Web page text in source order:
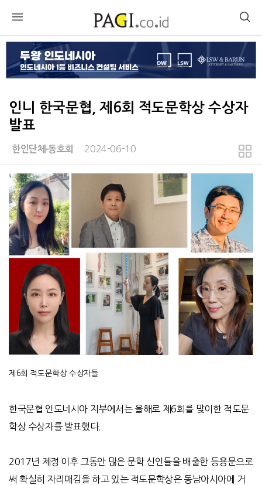
인니 한국문협, 제6회 적도문학상 수상자
발표
한인단체∙동호회 2024-06-10
본문
제6회 적도문학상 수상자들
한국문협 인도네시아 지부에서는 올해로 제6회를 맞이한 적도문
학상 수상자를 발표했다.
2017년 제정 이 후 그동안 많은 문학 신인들을 배출한 등용문으로
써 확실히 자리매김을 하고 있는 적도문학상은 동남아시아에 거